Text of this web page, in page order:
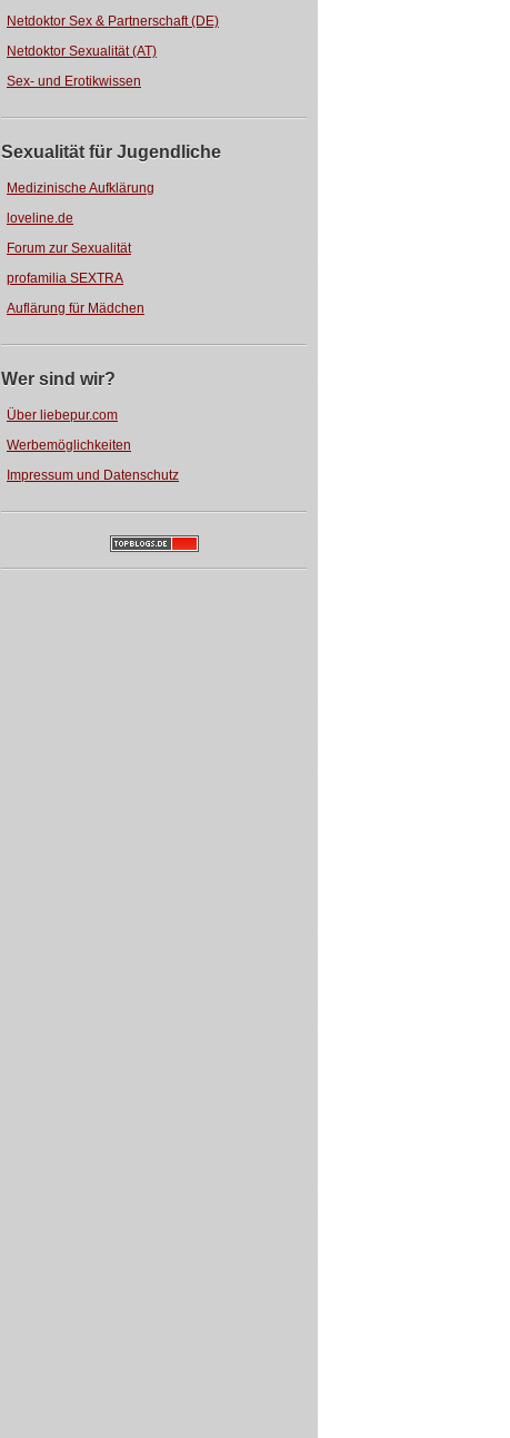
Netdoktor Sex & Partnerschaft (DE)
Netdoktor Sexualität (AT)
Sex- und Erotikwissen
Sexualität für Jugendliche
Medizinische Aufklärung
loveline.de
Forum zur Sexualität
profamilia SEXTRA
Auflärung für Mädchen
Wer sind wir?
Über liebepur.com
Werbemöglichkeiten
Impressum und Datenschutz